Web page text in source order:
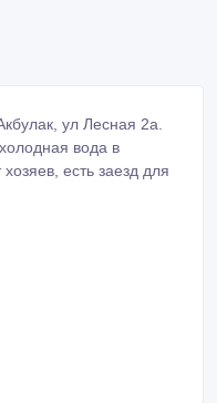
ул Лесная 2а.
вода в
есть заезд для